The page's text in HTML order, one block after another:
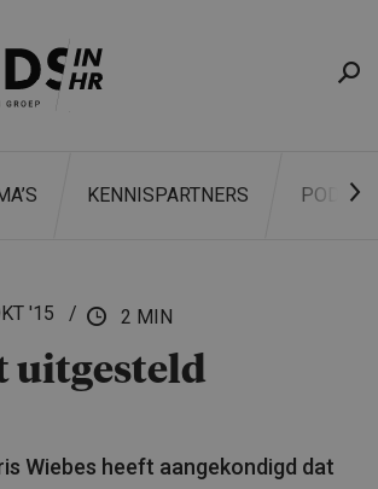
KENNISPARTNERS
'15 2 MIN
uitgesteld
Wiebes heeft aangekondigd dat